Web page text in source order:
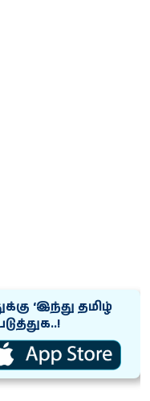
‘இந்து தமிழ்